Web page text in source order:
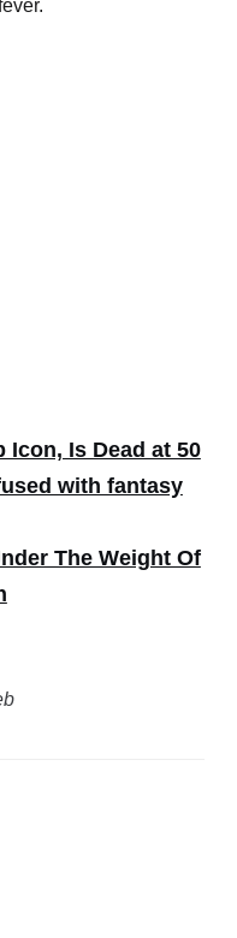
Icon, Is Dead at 50
with fantasy
The Weight Of